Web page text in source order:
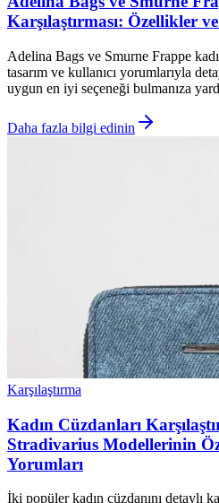
Karşılaştırması: Özellikler
Adelina Bags ve Smurne Frappe
tasarım ve kullanıcı yorumlarıyla
uygun en iyi seçeneği bulmanıza
Daha fazla bilgi edinin
Karşılaştırma
Kadın Cüzdanları
Stradivarius Modellerinin
Yorumları
İki popüler kadın cüzdanını detaylı